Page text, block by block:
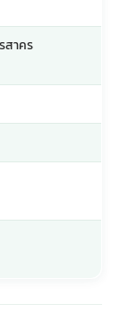
สาคร